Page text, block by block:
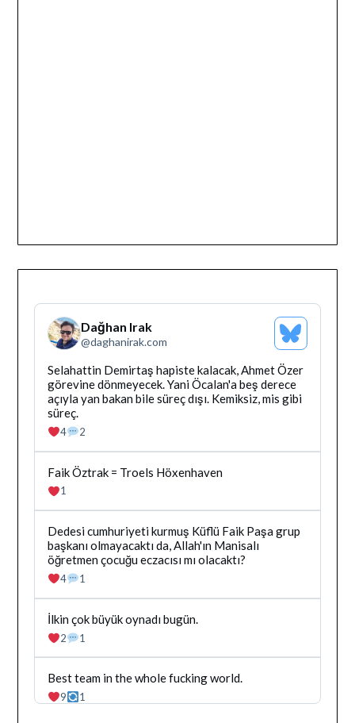
Dağhan Irak
@daghanirak.com
Bluesky
Profilini
Gor
Bluesky'da
Dağhan
Irak
tarafindan
yazilan
gonderiyi
goruntule
Selahattin Demirtaş hapiste kalacak, Ahmet Özer
görevine dönmeyecek. Yani Öcalan'a beş derece
açıyla yan bakan bile süreç dışı. Kemiksiz, mis gibi
süreç.
4 2
Bluesky'da
Dağhan
Irak
tarafindan
yazilan
gonderiyi
goruntule
Faik Öztrak = Troels Höxenhaven
1
Bluesky'da
Dağhan
Irak
tarafindan
yazilan
gonderiyi
goruntule
Dedesi cumhuriyeti kurmuş Küflü Faik Paşa grup
başkanı olmayacaktı da, Allah'ın Manisalı
öğretmen çocuğu eczacısı mı olacaktı?
4 1
Bluesky'da
Dağhan
Irak
tarafindan
yazilan
gonderiyi
goruntule
İlkin çok büyük oynadı bugün.
2 1
Bluesky'da
Dağhan
Irak
Best team in the whole fucking world.
9 1